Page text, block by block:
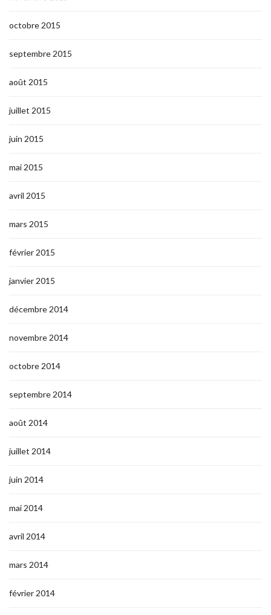
octobre 2015
septembre 2015
août 2015
juillet 2015
juin 2015
mai 2015
avril 2015
mars 2015
février 2015
janvier 2015
décembre 2014
novembre 2014
octobre 2014
septembre 2014
août 2014
juillet 2014
juin 2014
mai 2014
avril 2014
mars 2014
février 2014